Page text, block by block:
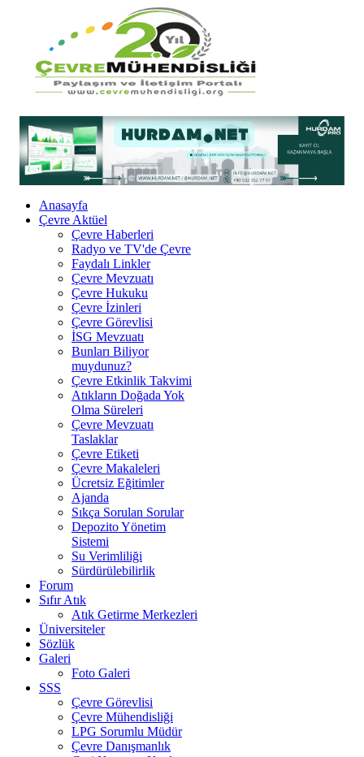
Anasayfa
Çevre Aktüel
Çevre Haberleri
Radyo ve TV'de Çevre
Faydalı Linkler
Çevre Mevzuatı
Çevre Hukuku
Çevre İzinleri
Çevre Görevlisi
İSG Mevzuatı
Bunları Biliyor
muydunuz?
Çevre Etkinlik Takvimi
Atıkların Doğada Yok
Olma Süreleri
Çevre Mevzuatı
Taslaklar
Çevre Etiketi
Çevre Makaleleri
Ücretsiz Eğitimler
Ajanda
Sıkça Sorulan Sorular
Depozito Yönetim
Sistemi
Su Verimliliği
Sürdürülebilirlik
Forum
Sıfır Atık
Atık Getirme Merkezleri
Üniversiteler
Sözlük
Galeri
Foto Galeri
SSS
Çevre Görevlisi
Çevre Mühendisliği
LPG Sorumlu Müdür
Çevre Danışmanlık